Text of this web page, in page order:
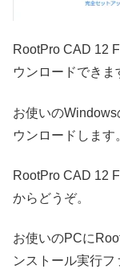
RootPro CAD 12
ウンロードできま
お使いの
ウンロードします
RootPro CAD 12
からどうぞ。
お使いのPCに
ンストール実行